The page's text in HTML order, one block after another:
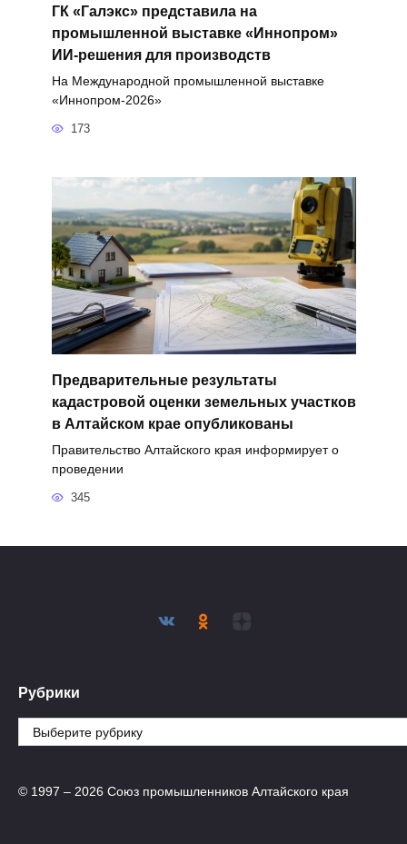
ГК «Галэкс» представила на
промышленной выставке «Иннопром»
ИИ-решения для производств
На Международной промышленной выставке
«Иннопром-2026»
173
Предварительные результаты
кадастровой оценки земельных участков
в Алтайском крае опубликованы
Правительство Алтайского края информирует о
проведении
345
Рубрики
Рубрики
© 1997 – 2026 Союз промышленников Алтайского края